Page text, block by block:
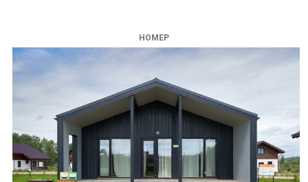
НОМЕР